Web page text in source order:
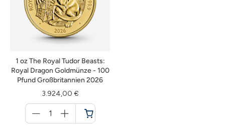
1 oz The Royal Tudor Beasts:
Royal Dragon Goldmünze - 100
Pfund Großbritannien 2026
3.924,00 €
für
Warenkorb